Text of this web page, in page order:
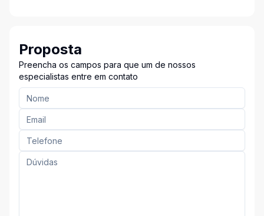
Proposta
Preencha os campos para que um de nossos
especialistas entre em contato